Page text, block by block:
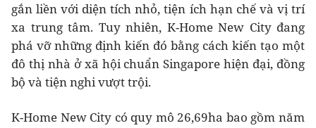
gắn liền với diện tích nhỏ, tiện ích hạn chế và vị trí
xa trung tâm. Tuy nhiên, K-Home New City đang
phá vỡ những định kiến đó bằng cách kiến tạo một
đô thị nhà ở xã hội chuẩn Singapore hiện đại, đồng
bộ và tiện nghi vượt trội.
K-Home New City có quy mô 26,69ha bao gồm năm